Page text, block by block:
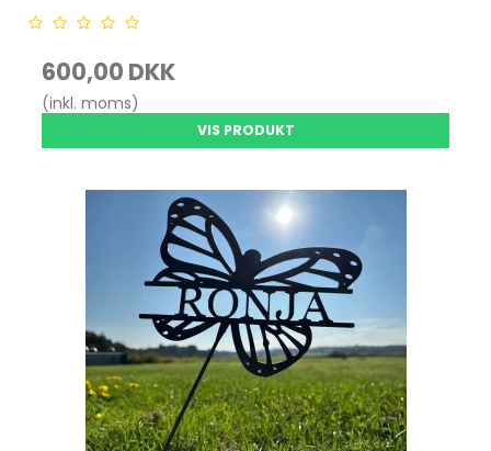
600,00 DKK
(inkl. moms)
VIS PRODUKT